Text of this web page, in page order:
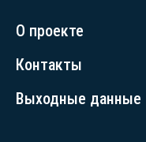
О проекте
Контакты
Выходные данные